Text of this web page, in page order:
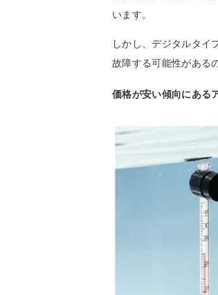
います。
しかし、デジタルタイ
故障する可能性がある
価格が安い傾向にある